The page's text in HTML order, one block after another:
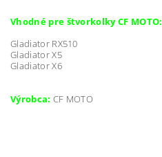
Vhodné pre štvorkolky CF MOTO:
Gladiator RX510
Gladiator X5
Gladiator X6
Výrobca: CF MOTO